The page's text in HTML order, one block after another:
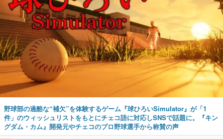
野球部の過酷な“補欠”を体験するゲーム『球ひろいSimulator』が「1
件」のウィッシュリストをもとにチェコ語に対応しSNSで話題に。『キン
グダム・カム』開発元やチェコのプロ野球選手から称賛の声